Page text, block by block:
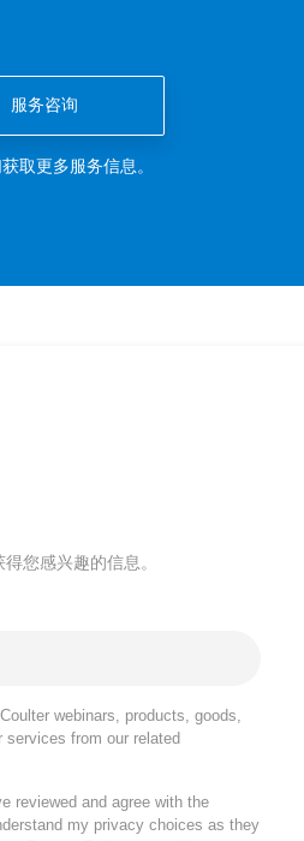
服务咨询
取更多服务信息。
您感兴趣的信息。
webinars, products, goods,
from our related
reviewed and agree with the
my privacy choices as they